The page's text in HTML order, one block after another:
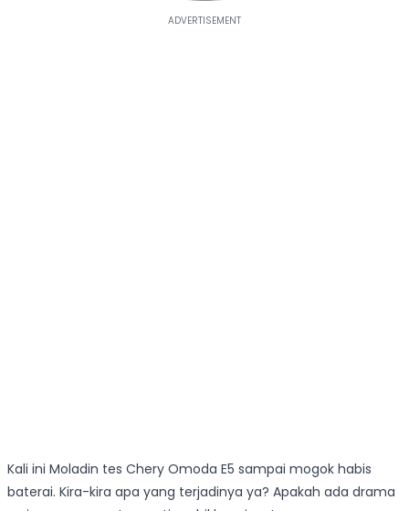
Kali ini Moladin tes Chery Omoda E5 sampai mogok habis
baterai. Kira-kira apa yang terjadinya ya? Apakah ada drama